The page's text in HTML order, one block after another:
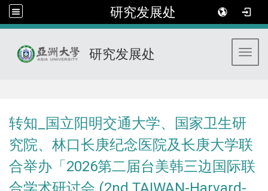
研究发展处
研究发展处
转知_国立阳明交通大学、国家卫生研
究院、林口长庚纪念医院及长庚大学联
合举办「2026第二届台美韩三边国际联